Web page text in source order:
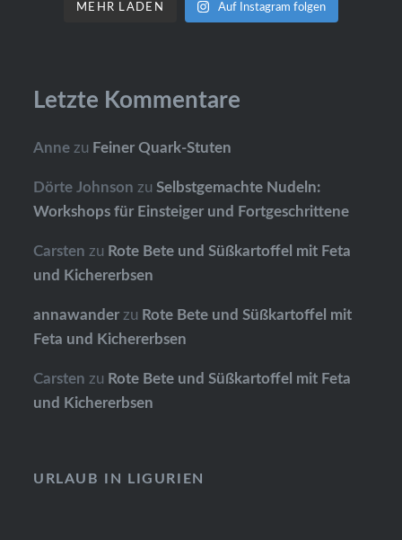
MEHR LADEN Auf Instagram folgen
Letzte Kommentare
Anne zu Feiner Quark-Stuten
Dörte Johnson zuSelbstgemachte Nudeln:
Workshops für Einsteiger und Fortgeschrittene
Carsten zu Rote Bete und Süßkartoffel mit Feta
und Kichererbsen
annawander zu Rote Bete und Süßkartoffel mit
Feta und Kichererbsen
Carsten zu Rote Bete und Süßkartoffel mit Feta
und Kichererbsen
URLAUB IN LIGURIEN